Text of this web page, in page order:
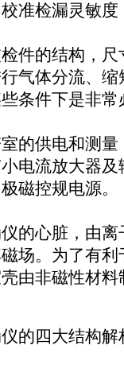
准检漏灵敏
件的结构，
气体分流、
条件下是非常
的供电和测
电流放大器
磁控规电源。
的心脏，由
场。为了有
由非磁性材
的四大结构